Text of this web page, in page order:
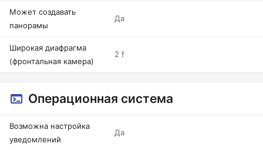
Может создавать
панорамы
Да
Широкая диафрагма
(фронтальная камера)
2 f
Операционная система
Возможна настройка
уведомлений
Да